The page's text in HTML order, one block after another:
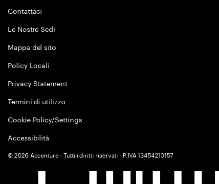
Contattaci
Le Nostre Sedi
Mappa del sito
Policy Locali
Privacy Statement
Termini di utilizzo
Cookie Policy/Settings
Accessibilità
©2026 Accenture - Tutti i diritti riservati - P.IVA 13454210157